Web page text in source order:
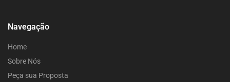
Navegação
Home
Sobre Nós
Peça sua Proposta